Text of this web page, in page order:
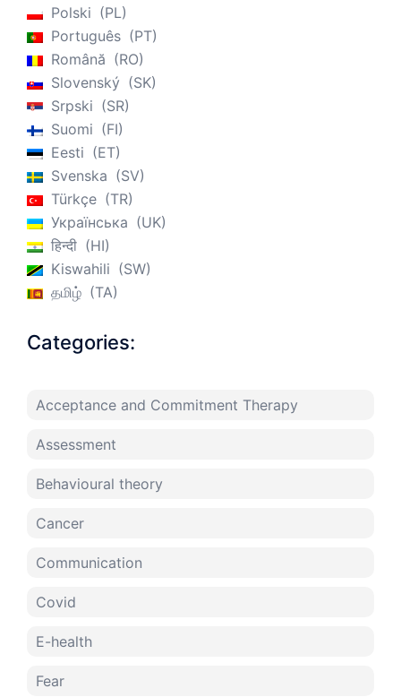
Polski
PL
Português
PT
Română
RO
Slovenský
SK
Srpski
SR
Suomi
FI
Eesti
ET
Svenska
SV
Türkçe
TR
Українська
UK
हिन्दी
HI
Kiswahili
SW
தமிழ்
TA
Categories:
Acceptance and Commitment Therapy
Assessment
Behavioural theory
Cancer
Communication
Covid
E-health
Fear